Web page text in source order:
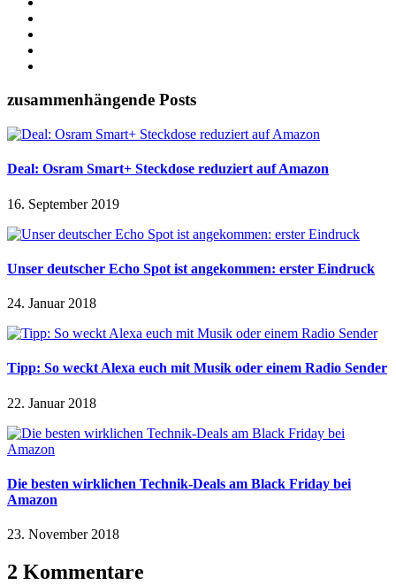
zusammenhängende Posts
Deal: Osram Smart+ Steckdose reduziert auf Amazon
16. September 2019
Unser deutscher Echo Spot ist angekommen: erster Eindruck
24. Januar 2018
Tipp: So weckt Alexa euch mit Musik oder einem Radio Sender
22. Januar 2018
Die besten wirklichen Technik-Deals am Black Friday bei
Amazon
23. November 2018
2 Kommentare